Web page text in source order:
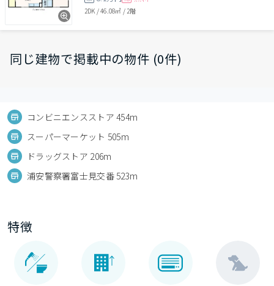
2DK /46.08㎡ / 2階
同じ建物で掲載中の物件 (0件)
コンビニエンスストア 454m
スーパーマーケット 505m
ドラッグストア 206m
浦安警察署富士見交番 523m
特徴